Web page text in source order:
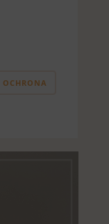
OCHRONA